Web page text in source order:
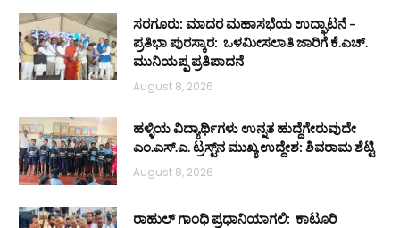
ಸರಗೂರು: ಮಾದರ ಮಹಾಸಭೆಯ ಉದ್ಘಾಟನೆ –
ಪ್ರತಿಭಾ ಪುರಸ್ಕಾರ: ಒಳಮೀಸಲಾತಿ ಜಾರಿಗೆ ಕೆ.ಎಚ್.
ಮುನಿಯಪ್ಪ ಪ್ರತಿಪಾದನೆ
August 8, 2026
ಹಳ್ಳಿಯ ವಿದ್ಯಾರ್ಥಿಗಳು ಉನ್ನತ ಹುದ್ದೆಗೇರುವುದೇ
ಎಂ.ಎಸ್.ಎ. ಟ್ರಸ್ಟ್‌ನ ಮುಖ್ಯ ಉದ್ದೇಶ: ಶಿವರಾಮ ಶೆಟ್ಟಿ
August 8, 2026
ರಾಹುಲ್ ಗಾಂಧಿ ಪ್ರಧಾನಿಯಾಗಲಿ: ಕಾಟೂರಿ